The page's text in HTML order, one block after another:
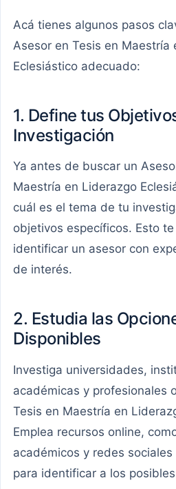
Acá tienes algunos pasos
Asesor en Tesis en Maestría
Eclesiástico adecuado:
1. Define tus
Investigación
Ya antes de buscar un
Maestría en Liderazgo
cuál es el tema de tu
objetivos específicos. Esto
identificar un asesor con
de interés.
2. Estudia las
Disponibles
Investiga universidades,
académicas y profesionales
Tesis en Maestría en
Emplea recursos online,
académicos y redes
para identificar a los